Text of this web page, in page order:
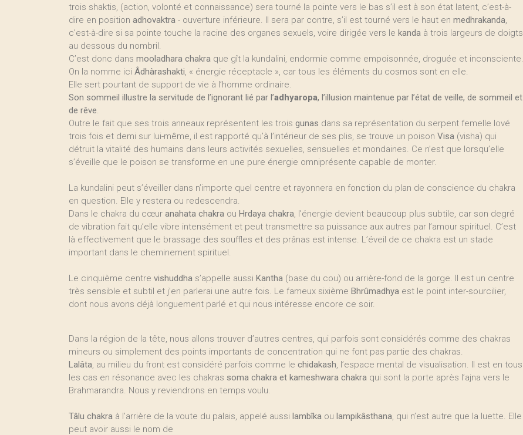
trois shaktis, (action, volonté et connaissance) sera tourné la pointe vers le bas s’il est à son état latent, c’est-à-
dire en position adhovaktra - ouverture inférieure. Il sera par contre, s’il est tourné vers le haut en medhrakanda,
c’est-à-dire si sa pointe touche la racine des organes sexuels, voire dirigée vers le kanda à trois largeurs de doigts
au dessous du nombril.
C’est donc dans mooladhara chakra que gît la kundalini, endormie comme empoisonnée, droguée et inconsciente.
On la nomme ici Âdhàrashakti, « énergie réceptacle », car tous les éléments du cosmos sont en elle.
Elle sert pourtant de support de vie à l’homme ordinaire.
Son sommeil illustre la servitude de l’ignorant lié par l’adhyaropa, l’illusion maintenue par l’état de veille, de sommeil et
de rêve.
Outre le fait que ses trois anneaux représentent les trois gunas dans sa représentation du serpent femelle lové
trois fois et demi sur lui-même, il est rapporté qu’à l’intérieur de ses plis, se trouve un poison Visa (visha) qui
détruit la vitalité des humains dans leurs activités sexuelles, sensuelles et mondaines. Ce n’est que lorsqu’elle
s’éveille que le poison se transforme en une pure énergie omniprésente capable de monter.
La kundalini peut s’éveiller dans n’importe quel centre et rayonnera en fonction du plan de conscience du chakra
en question. Elle y restera ou redescendra.
Dans le chakra du cœur anahata chakra ou Hrdaya chakra, l’énergie devient beaucoup plus subtile, car son degré
de vibration fait qu’elle vibre intensément et peut transmettre sa puissance aux autres par l’amour spirituel. C’est
là effectivement que le brassage des souffles et des prânas est intense. L’éveil de ce chakra est un stade
important dans le cheminement spirituel.
Le cinquième centre vishuddha s’appelle aussi Kantha (base du cou) ou arrière-fond de la gorge. Il est un centre
très sensible et subtil et j’en parlerai une autre fois. Le fameux sixième Bhrûmadhya est le point inter-sourcilier,
dont nous avons déjà longuement parlé et qui nous intéresse encore ce soir.
Dans la région de la tête, nous allons trouver d’autres centres, qui parfois sont considérés comme des chakras
mineurs ou simplement des points importants de concentration qui ne font pas partie des chakras.
Lalâta, au milieu du front est considéré parfois comme le chidakash, l’espace mental de visualisation. Il est en tous
les cas en résonance avec les chakras soma chakra et kameshwara chakra qui sont la porte après l’ajna vers le
Brahmarandra. Nous y reviendrons en temps voulu.
Tâlu chakra à l’arrière de la voute du palais, appelé aussi lambîka ou lampikâsthana, qui n’est autre que la luette. Elle
peut avoir aussi le nom de